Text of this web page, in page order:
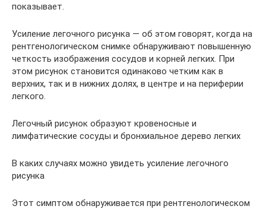
показывает.
Усиление легочного рисунка — об этом говорят, когда на
рентгенологическом снимке обнаруживают повышенную
четкость изображения сосудов и корней легких. При
этом рисунок становится одинаково четким как в
верхних, так и в нижних долях, в центре и на периферии
легкого.
Легочный рисунок образуют кровеносные и
лимфатические сосуды и бронхиальное дерево легких
В каких случаях можно увидеть усиление легочного
рисунка
Этот симптом обнаруживается при рентгенологическом